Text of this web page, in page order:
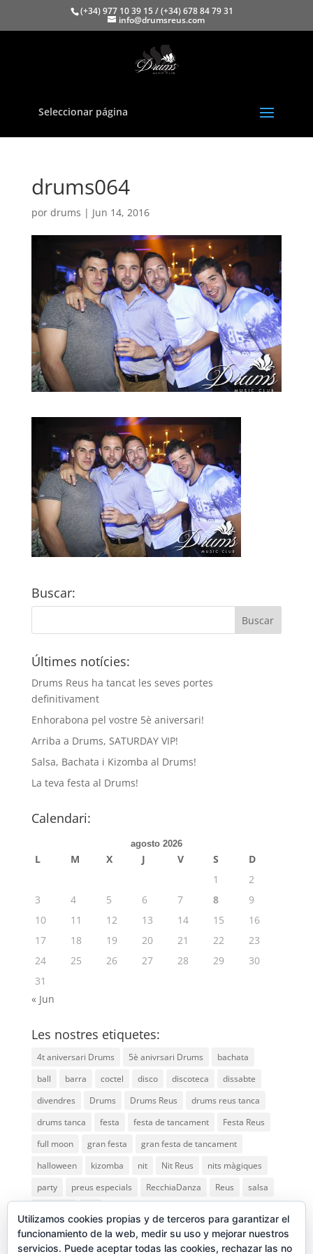
(+34) 977 10 39 15 / (+34) 678 84 79 31
info@drumsreus.com
Seleccionar página
drums064
por drums | Jun 14, 2016
Buscar:
Últimes notícies:
Drums Reus ha tancat les seves portes
definitivament
Enhorabona pel vostre 5è aniversari!
Arriba a Drums, SATURDAY VIP!
Salsa, Bachata i Kizomba al Drums!
La teva festa al Drums!
Calendari:
agosto 2026
L M X J V S
D
1
2
3
4 5 6 7 8
9
10
11 12 13 14 15
16
17
18 19 20 21 22
23
24
25 26 27 28 29
30
31
« Jun
Les nostres etiquetes:
4t aniversari Drums 5è anivrsari Drums
bachata
ball
barra coctel disco discoteca
dissabte
divendres
Drums Drums Reus
drums reus tanca
drums tanca
festa festa de tancament
Festa Reus
full moon
gran festa
gran festa de tancament
halloween
kizomba nit Nit Reus
nits màgiques
party
preus especials RecchiaDanza Reus
salsa
Utilizamos cookies propias y de terceros para garantizar el
funcionamiento de la web, medir su uso y mejorar nuestros
servicios. Puede aceptar todas las cookies, rechazar las no